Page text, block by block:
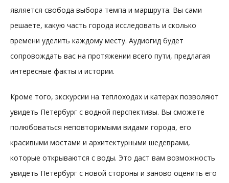
является свобода выбора темпа и маршрута. Вы сами
решаете, какую часть города исследовать и сколько
времени уделить каждому месту. Аудиогид будет
сопровождать вас на протяжении всего пути, предлагая
интересные факты и истории.
Кроме того, экскурсии на теплоходах и катерах позволяют
увидеть Петербург с водной перспективы. Вы сможете
полюбоваться неповторимыми видами города, его
красивыми мостами и архитектурными шедеврами,
которые открываются с воды. Это даст вам возможность
увидеть Петербург с новой стороны и заново оценить его